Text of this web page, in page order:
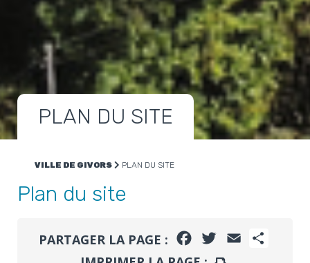
PLAN DU SITE
VILLE DE GIVORS PLAN DU SITE
Plan du site
PARTAGER LA PAGE : FACEBOOKTWITTER
EMAIL